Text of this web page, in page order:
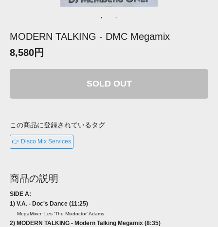
MODERN TALKING - DMC Megamix
8,580円
SOLD OUT
この商品に登録されているタグ
👉 Disco Mix Services
商品の説明
SIDE A:
1) V.A. - Doc's Dance (11:25)
MegaMixer: Les 'The Mixdoctor' Adams
2) MODERN TALKING - Modern Talking Megamix (8:35)